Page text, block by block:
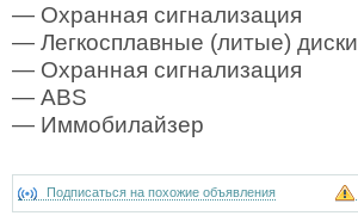
— Охранная сигнализация
— Легкосплавные (литые) диски
— Охранная сигнализация
— ABS
— Иммобилайзер
Подписаться на похожие объявления